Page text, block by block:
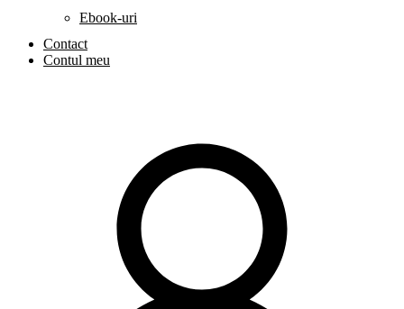
Ebook-uri
Contact
Contul meu